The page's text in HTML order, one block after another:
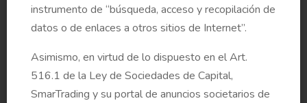
instrumento de “búsqueda, acceso y recopilación de
datos o de enlaces a otros sitios de Internet”.
Asimismo, en virtud de lo dispuesto en el Art.
516.1 de la Ley de Sociedades de Capital,
SmarTrading y su portal de anuncios societarios de
de Consejeros Independientes (punto 8 del orden
del día)
Informe de la Comisión de Nombramientos y